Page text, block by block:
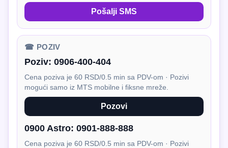
Pošalji SMS
☎ POZIV
Poziv: 0906-400-404
Cena poziva je 60 RSD/0.5 min sa PDV-om · Pozivi
mogući samo iz MTS mobilne i fiksne mreže.
Pozovi
0900 Astro: 0901-888-888
Cena poziva je 60 RSD/0.5 min sa PDV-om · Pozivi